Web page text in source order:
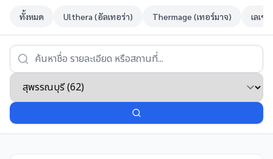
ทั้งหมด Ulthera (อัลเทอร่า) Thermage (เทอร์มาจ) เลเซ